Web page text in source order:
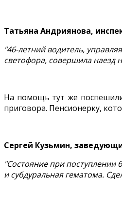
Татьяна Андриянова,
"46-летний водитель,
светофора, совершила наезд
На помощь тут же
приговора. Пенсионерку,
Сергей Кузьмин,
"Состояние при поступлении
и субдуральная гематома.